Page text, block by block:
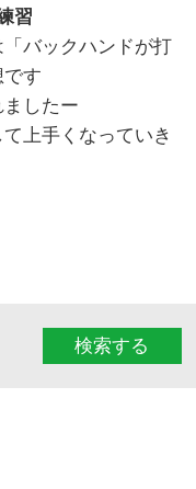
習
バックハンドが打
す
したー
上手くなっていき
検索する